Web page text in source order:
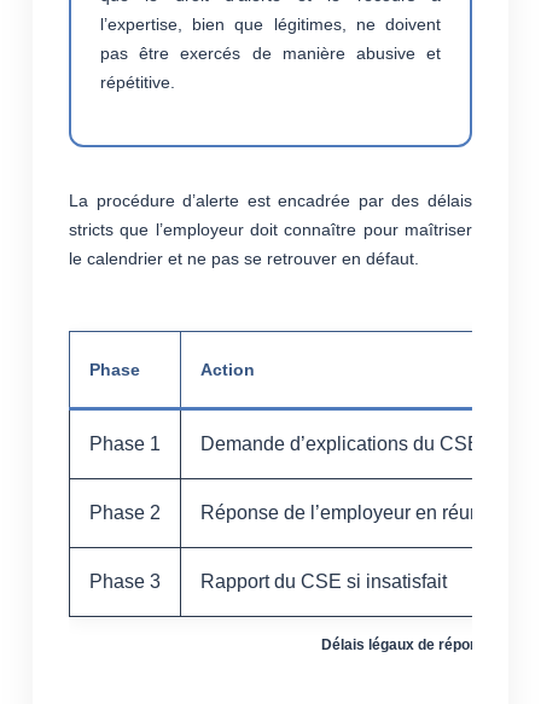
l’expertise, bien que légitimes, ne doivent
pas être exercés de manière abusive et
répétitive.
La procédure d’alerte est encadrée par des délais
stricts que l’employeur doit connaître pour maîtriser
le calendrier et ne pas se retrouver en défaut.
Délais légaux de réponse dans
Phase Action
Phase 1 Demande d’explications du CSE
Phase 2 Réponse de l’employeur en réunion
Phase 3 Rapport du CSE si insatisfait